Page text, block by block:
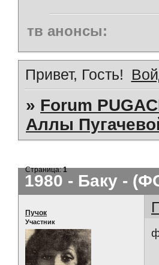
тв анонсы:
Привет, Гость!
» Forum
Аллы
1980 - Баку -
Страница:1
Пучок
Участник